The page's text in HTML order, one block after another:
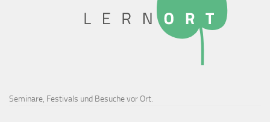
Seminare, Festivals und Besuche vor Ort.